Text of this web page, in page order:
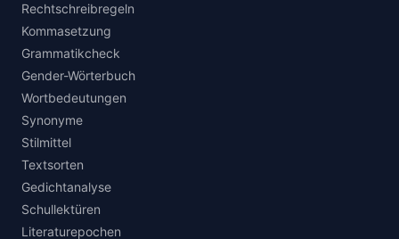
Rechtschreibregeln
Kommasetzung
Grammatikcheck
Gender-Wörterbuch
Wortbedeutungen
Synonyme
Stilmittel
Textsorten
Gedichtanalyse
Schullektüren
Literaturepochen